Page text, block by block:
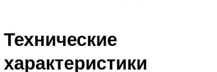
Технические
характеристики